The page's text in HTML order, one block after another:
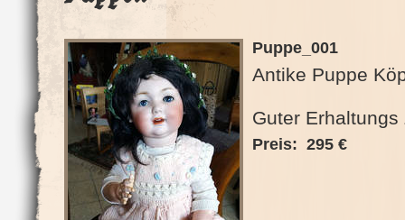
Puppe_001
Antike Puppe
Guter
Preis: 295 €